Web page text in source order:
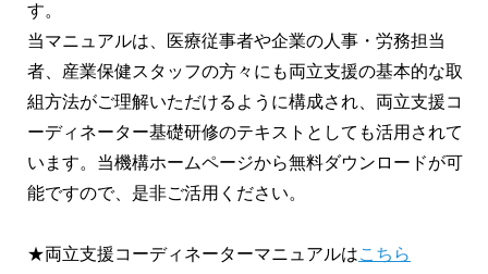
す。
当マニュアルは、医療従事者や企業の人事・労務担当
者、産業保健スタッフの方々にも両立支援の基本的な取
組方法がご理解いただけるように構成され、両立支援コ
ーディネーター基礎研修のテキストとしても活用されて
います。当機構ホームページから無料ダウンロードが可
能ですので、是非ご活用ください。
★両立支援コーディネーターマニュアルはこちら